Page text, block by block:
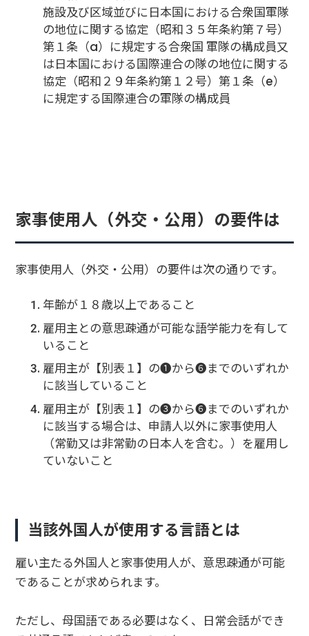
施設及び区域並びに日本国における合衆国軍隊
の地位に関する協定（昭和３５年条約第７号）
第１条（a）に規定する合衆国 軍隊の構成員又
は日本国における国際連合の隊の地位に関する
協定（昭和２９年条約第１２号）第１条（e）
に規定する国際連合の軍隊の構成員
家事使用人（外交・公用）の要件は
家事使用人（外交・公用）の要件は次の通りです。
年齢が１８歳以上であること
雇用主との意思疎通が可能な語学能力を有して
いること
雇用主が【別表１】の➊から➏までのいずれか
に該当していること
雇用主が【別表１】の❸から➏までのいずれか
に該当する場合は、申請人以外に家事使用人
（常勤又は非常勤の日本人を含む。）を雇用し
ていないこと
当該外国人が使用する言語とは
雇い主たる外国人と家事使用人が、意思疎通が可能
であることが求められます。
ただし、母国語である必要はなく、日常会話ができ